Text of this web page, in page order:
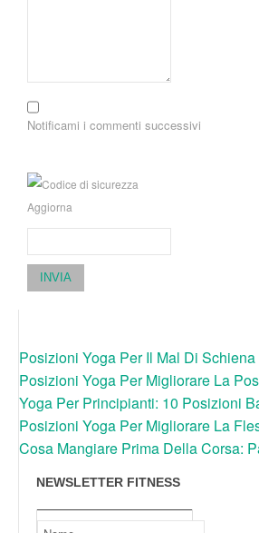
Notificami i commenti successivi
Aggiorna
INVIA
Posizioni Yoga Per Il Mal Di Schiena
Posizioni Yoga Per Migliorare La
Yoga Per Principianti: 10 Posizioni
Posizioni Yoga Per Migliorare La
Cosa Mangiare Prima Della Corsa:
NEWSLETTER FITNESS